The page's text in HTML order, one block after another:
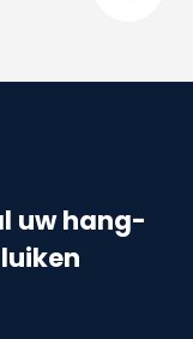
uw hang-